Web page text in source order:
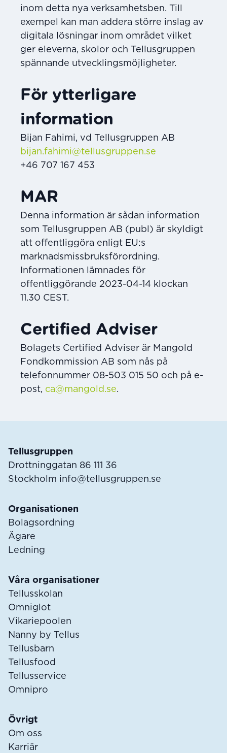
inom detta nya verksamhetsben. Till
exempel kan man addera större inslag av
digitala lösningar inom området vilket
ger eleverna, skolor och Tellusgruppen
spännande utvecklingsmöjligheter.
För ytterligare
information
Bijan Fahimi, vd Tellusgruppen AB
bijan.fahimi@tellusgruppen.se
+46 707 167 453
MAR
Denna information är sådan information
som Tellusgruppen AB (publ) är skyldigt
att offentliggöra enligt EU:s
marknadsmissbruksförordning.
Informationen lämnades för
offentliggörande 2023-04-14 klockan
11.30 CEST.
Certified Adviser
Bolagets Certified Adviser är Mangold
Fondkommission AB som nås på
telefonnummer 08-503 015 50 och på e-
post, ca@mangold.se.
Tellusgruppen
Drottninggatan 86 111 36
Stockholm info@tellusgruppen.se
Organisationen
Bolagsordning
Ägare
Ledning
Våra organisationer
Tellusskolan
Omniglot
Vikariepoolen
Nanny by Tellus
Tellusbarn
Tellusfood
Tellusservice
Omnipro
Övrigt
Om oss
Karriär